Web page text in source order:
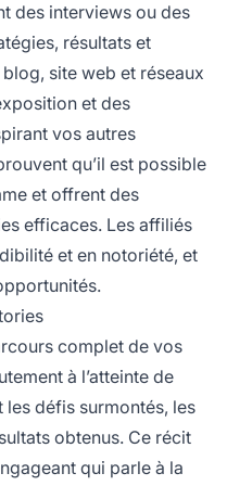
des interviews ou des
résultats et
site web et réseaux
et des
vos autres
qu’il est possible
et offrent des
efficaces. Les affiliés
et en notoriété, et
complet de vos
à l’atteinte de
défis surmontés, les
obtenus. Ce récit
qui parle à la